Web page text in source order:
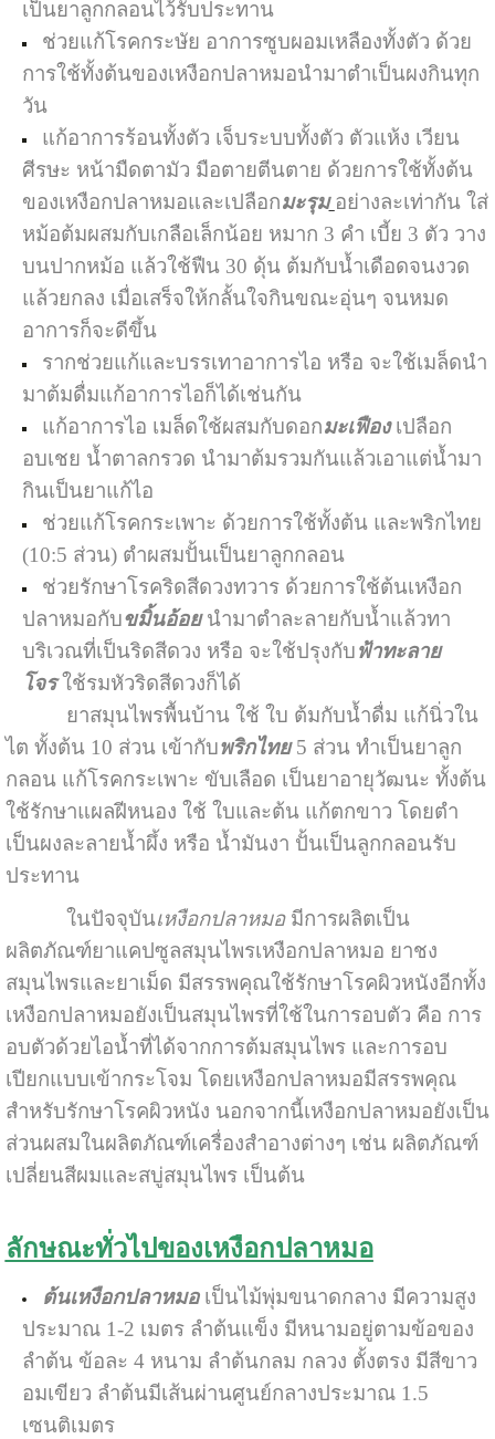
เป็นยาลูกกลอนไว้รับประทาน
ช่วยแก้โรคกระษัย อาการซูบผอมเหลืองทั้งตัว ด้วย
การใช้ทั้งต้นของเหงือกปลาหมอนำมาตำเป็นผงกินทุก
วัน
แก้อาการร้อนทั้งตัว เจ็บระบบทั้งตัว ตัวแห้ง เวียน
ศีรษะ หน้ามืดตามัว มือตายตีนตาย ด้วยการใช้ทั้งต้น
ของเหงือกปลาหมอและเปลือกมะรุม อย่างละเท่ากัน ใส่
หม้อต้มผสมกับเกลือเล็กน้อย หมาก 3 คำ เบี้ย 3 ตัว วาง
บนปากหม้อ แล้วใช้ฟืน 30 ดุ้น ต้มกับน้ำเดือดจนงวด
แล้วยกลง เมื่อเสร็จให้กลั้นใจกินขณะอุ่นๆ จนหมด
อาการก็จะดีขึ้น
รากช่วยแก้และบรรเทาอาการไอ หรือ จะใช้เมล็ดนำ
มาต้มดื่มแก้อาการไอก็ได้เช่นกัน
แก้อาการไอ เมล็ดใช้ผสมกับดอกมะเฟืองเปลือก
อบเชย น้ำตาลกรวด นำมาต้มรวมกันแล้วเอาแต่น้ำมา
กินเป็นยาแก้ไอ
ช่วยแก้โรคกระเพาะ ด้วยการใช้ทั้งต้น และพริกไทย
(10:5 ส่วน) ตำผสมปั้นเป็นยาลูกกลอน
ช่วยรักษาโรคริดสีดวงทวาร ด้วยการใช้ต้นเหงือก
ปลาหมอกับขมิ้นอ้อยนำมาตำละลายกับน้ำแล้วทา
บริเวณที่เป็นริดสีดวง หรือ จะใช้ปรุงกับฟ้าทะลาย
โจรใช้รมหัวริดสีดวงก็ได้
ยาสมุนไพรพื้นบ้าน ใช้ ใบ ต้มกับน้ำดื่ม แก้นิ่วใน
ไต ทั้งต้น 10 ส่วน เข้ากับพริกไทย5 ส่วน ทำเป็นยาลูก
กลอน แก้โรคกระเพาะ ขับเลือด เป็นยาอายุวัฒนะ ทั้งต้น
ใช้รักษาแผลฝีหนอง ใช้ ใบและต้น แก้ตกขาว โดยตำ
เป็นผงละลายน้ำผึ้ง หรือ น้ำมันงา ปั้นเป็นลูกกลอนรับ
ประทาน
ในปัจจุบันเหงือกปลาหมอมีการผลิตเป็น
ผลิตภัณฑ์ยาแคปซูลสมุนไพรเหงือกปลาหมอ ยาชง
สมุนไพรและยาเม็ด มีสรรพคุณใช้รักษาโรคผิวหนังอีกทั้ง
เหงือกปลาหมอยังเป็นสมุนไพรที่ใช้ในการอบตัว คือ การ
อบตัวด้วยไอน้ำที่ได้จากการต้มสมุนไพร และการอบ
เปียกแบบเข้ากระโจม โดยเหงือกปลาหมอมีสรรพคุณ
สำหรับรักษาโรคผิวหนัง นอกจากนี้เหงือกปลาหมอยังเป็น
ส่วนผสมในผลิตภัณฑ์เครื่องสำอางต่างๆ เช่น ผลิตภัณฑ์
เปลี่ยนสีผมและสบู่สมุนไพร เป็นต้น
ลักษณะทั่วไปของเหงือกปลาหมอ
ต้นเหงือกปลาหมอเป็นไม้พุ่มขนาดกลาง มีความสูง
ประมาณ 1-2 เมตร ลำต้นแข็ง มีหนามอยู่ตามข้อของ
ลำต้น ข้อละ 4 หนาม ลำต้นกลม กลวง ตั้งตรง มีสีขาว
อมเขียว ลำต้นมีเส้นผ่านศูนย์กลางประมาณ 1.5
เซนติเมตร